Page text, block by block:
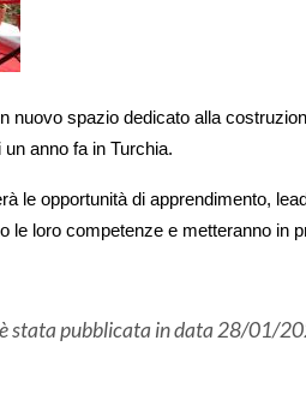
nuovo spazio dedicato alla
anno fa in Turchia.
le opportunità di apprendimento,
loro competenze e metteranno in
stata pubblicata in data 28/01/